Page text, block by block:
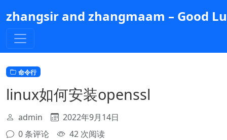
到
主
内
容
zhangsir and zhangmaam – Good
命令行
linux如何安装openssl
admin
2022年9月14日
0 条评论
42 次阅读